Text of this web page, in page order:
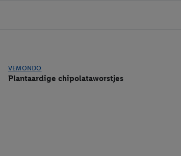
VEMONDO
Plantaardige chipolataworstjes